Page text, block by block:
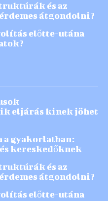
és az
átgondolni?
előtte-utána
eljárás kinek jöhet
a gyakorlatban:
kereskedőknek
és az
átgondolni?
előtte-utána